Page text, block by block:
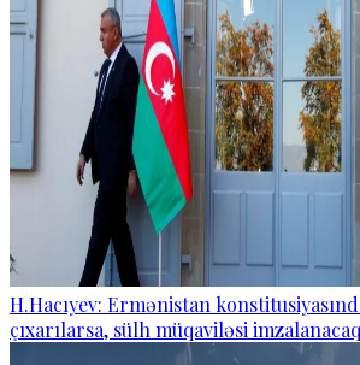
H.Hacıyev: Ermənistan
çıxarılarsa, sülh müqaviləsi imzalanacaq